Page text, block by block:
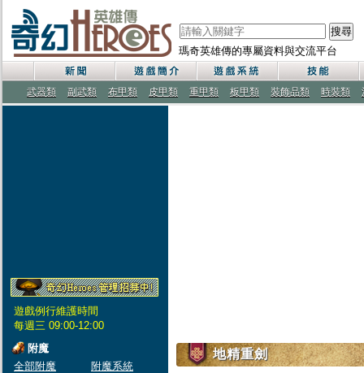
瑪奇英雄傳的專屬資料與交流平台
搜尋
武器類 副武類 布甲類 皮甲類 重甲類 板甲類 裝飾品類 時裝類
遊戲例行維護時間
每週三 09:00-12:00
附魔
全部附魔
附魔系統
地精重劍